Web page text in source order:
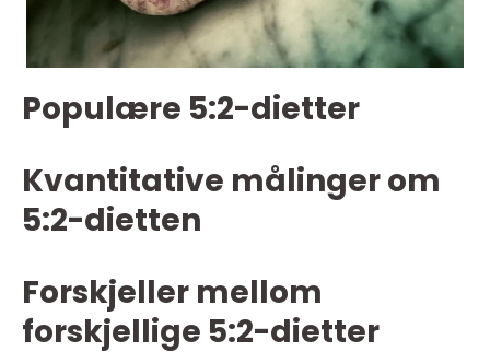
Populære 5:2-dietter
Kvantitative målinger om
5:2-dietten
Forskjeller mellom
forskjellige 5:2-dietter